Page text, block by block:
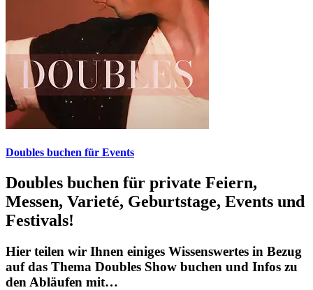
Doubles buchen für Events
Doubles buchen für private Feiern,
Messen, Varieté, Geburtstage, Events und
Festivals!
Hier teilen wir Ihnen einiges Wissenswertes in Bezug
auf das Thema Doubles Show buchen und Infos zu
den Abläufen mit…